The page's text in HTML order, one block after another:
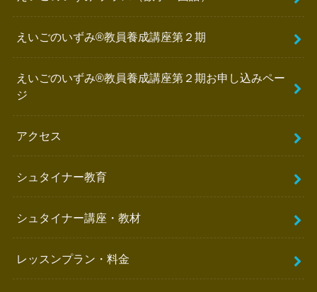
えいごのいずみ®️教員養成講座第２期
えいごのいずみ®︎教員養成講座第２期お申し込みペー
ジ
アクセス
シュタイナー教育
シュタイナー講座・教材
レッスンプラン・料金